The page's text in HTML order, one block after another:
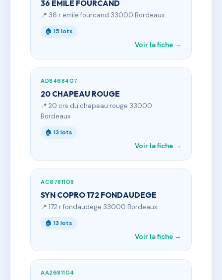
36 EMILE FOURCAND
📍 36 r emile fourcand 33000 Bordeaux
🏠 15 lots
Voir la fiche →
AD8468407
20 CHAPEAU ROUGE
📍 20 crs du chapeau rouge 33000
Bordeaux
🏠 13 lots
Voir la fiche →
AC6781108
SYN COPRO 172 FONDAUDEGE
📍 172 r fondaudege 33000 Bordeaux
🏠 13 lots
Voir la fiche →
AA2681104